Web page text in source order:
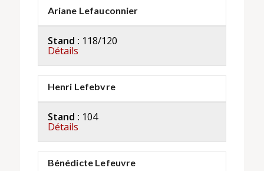
Ariane Lefauconnier
Stand : 118/120
Détails
Henri Lefebvre
Stand : 104
Détails
Bénédicte Lefeuvre